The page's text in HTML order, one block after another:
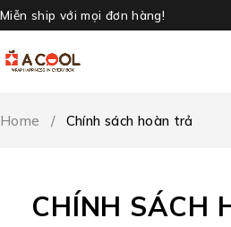
Miễn ship với mọi đơn hàng!
Home / Chính sách hoàn trả
CHÍNH SÁCH